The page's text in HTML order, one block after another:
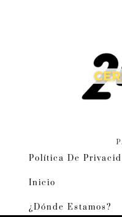
Política De
Inicio
¿Dónde Estamos?